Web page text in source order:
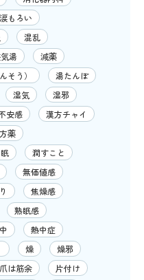
涙もろい
混乱
湯
減薬
そう）
湯たんぽ
湿気
湿邪
安感
漢方チャイ
薬
潤すこと
無価値感
焦燥感
熟眠感
熱中症
燥
燥邪
爪は筋余
片付け